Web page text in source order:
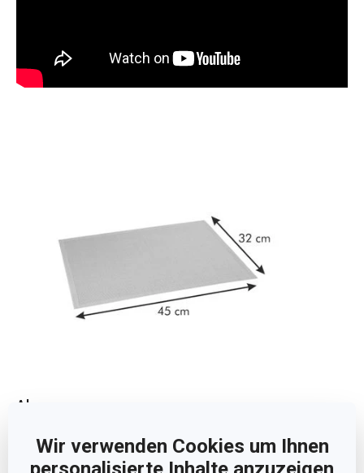
Wir verwenden Cookies um Ihnen
Abmessungen
PRODUKTBREITE (CM) 32